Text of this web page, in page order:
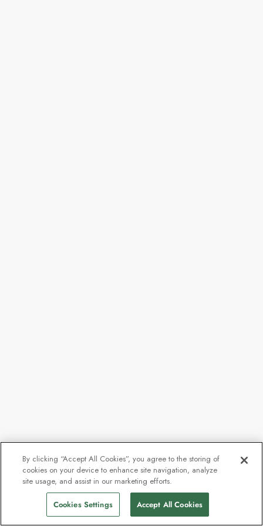
By clicking “Accept All Cookies”, you agree to the storing of
cookies on your device to enhance site navigation, analyze
site usage, and assist in our marketing efforts.
Cookies Settings Accept All Cookies